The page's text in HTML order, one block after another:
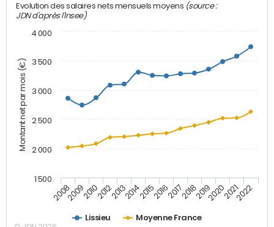
Montant net par mois (€)
Evolution des salaires nets mensuels moyens (source :
JDN d'après l'Insee)
Lissieu Moyenne France
20082009201020122013201420152016201720182019202020212022
1 500
2 000
2 500
3 000
3 500
4 000